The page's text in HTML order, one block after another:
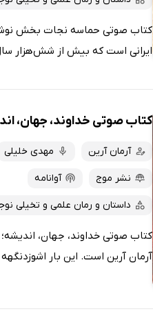
کتاب صوتی حماسه نجات بخش
ایرانی است که بیش از شش‌هزار
کتاب صوتی خداوند، جهان،
آرمان آرین مهدی خلیلی
نشر موج آوانامه
داستان و رمان علمی و تخیلی
کتاب صوتی خداوند، جهان،
آرمان آرین است. این بار